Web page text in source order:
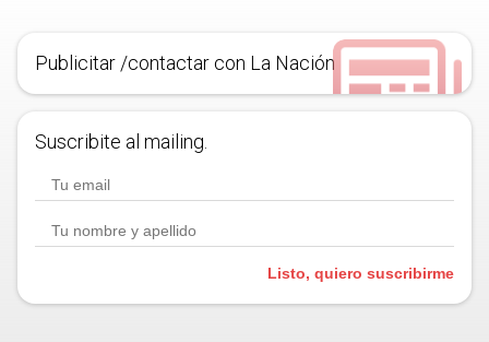
Publicitar /contactar con La Nación
Suscribite al mailing.
Listo, quiero suscribirme